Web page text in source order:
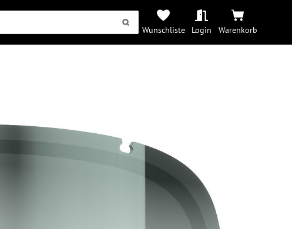
Wunschliste Login Warenkorb